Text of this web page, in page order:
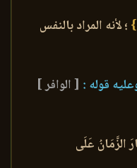
} ؛ لأنه المراد بالنفس
قوله : [ الوافر ]
الزَّمَانُ عَلَى